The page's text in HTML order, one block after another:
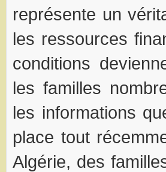
représente un
les ressources
conditions
les familles
les informations
place tout
Algérie, des